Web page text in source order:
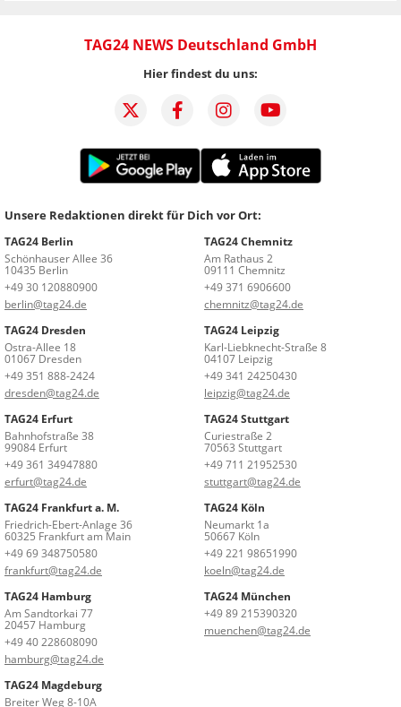
TAG24 NEWS Deutschland GmbH
Hier findest du uns:
Unsere Redaktionen direkt für Dich vor Ort:
TAG24 Berlin
Schönhauser Allee 36
10435 Berlin
+49 30 120880900
berlin@tag24.de
TAG24 Chemnitz
Am Rathaus 2
09111 Chemnitz
+49 371 6906600
chemnitz@tag24.de
TAG24 Dresden
Ostra-Allee 18
01067 Dresden
+49 351 888-2424
dresden@tag24.de
TAG24 Leipzig
Karl-Liebknecht-Straße 8
04107 Leipzig
+49 341 24250430
leipzig@tag24.de
TAG24 Erfurt
Bahnhofstraße 38
99084 Erfurt
+49 361 34947880
erfurt@tag24.de
TAG24 Stuttgart
Curiestraße 2
70563 Stuttgart
+49 711 21952530
stuttgart@tag24.de
TAG24 Frankfurt a. M.
Friedrich-Ebert-Anlage 36
60325 Frankfurt am Main
+49 69 348750580
frankfurt@tag24.de
TAG24 Köln
Neumarkt 1a
50667 Köln
+49 221 98651990
koeln@tag24.de
TAG24 Hamburg
Am Sandtorkai 77
20457 Hamburg
+49 40 228608090
hamburg@tag24.de
TAG24 München
+49 89 215390320
muenchen@tag24.de
TAG24 Magdeburg
Breiter Weg 8-10A